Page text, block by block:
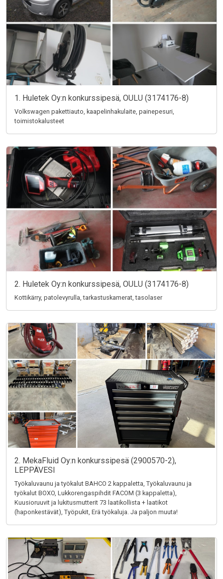
1. Huletek Oy:n konkurssipesä, OULU (3174176-8)
Volkswagen pakettiauto, kaapelinhakulaite, painepesuri,
toimistokalusteet
2. Huletek Oy:n konkurssipesä, OULU (3174176-8)
Kottikärry, patolevyrulla, tarkastuskamerat, tasolaser
2. MekaFluid Oy:n konkurssipesä (2900570-2),
LEPPÄVESI
Työkaluvaunu ja työkalut BAHCO 2 kappaletta, Työkaluvaunu ja
työkalut BOXO, Lukkorengaspihdit FACOM (3 kappaletta),
Kuusioruuvit ja lukitusmutterit 73 laatikollista + laatikot
(haponkestävät), Työpukit, Erä työkaluja. Ja paljon muuta!